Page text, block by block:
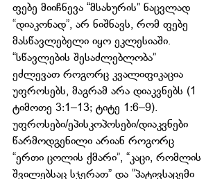
ფებე მიიჩნევა “მსახურის” ნაცვლად
“დიაკონად”, არ ნიშნავს, რომ ფებე
მასწავლებელი იყო ეკლესიაში.
“სწავლების შესაძლებლობა”
ეძლევათ როგორც კვალიფიკაცია
უფროსებს, მაგრამ არა დიაკვნებს (1
ტიმოთე 3:1–13; ტიტე 1:6–9).
უფროსები/ეპისკოპოსები/დიაკვნები
წარმოდგენილი არიან როგორც
“ერთი ცოლის ქმარი”, “კაცი, რომლის
შვილებსაც სჯერათ” და “პატივსაცემი